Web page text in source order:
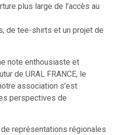
plus large de l’accès au
de tee-shirts et un projet de
note enthousiaste et
de URAL FRANCE, le
association s’est
perspectives de
représentations régionales